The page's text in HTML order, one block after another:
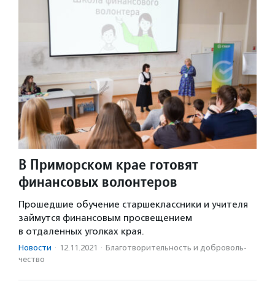
В Приморском крае готовят
финансовых волонтеров
Прошедшие обучение старшеклассники и учителя
займутся финансовым просвещением
в отдаленных уголках края.
Новости · 12.11.2021 · Благотвори­тель­ность и доброволь­
чест­во